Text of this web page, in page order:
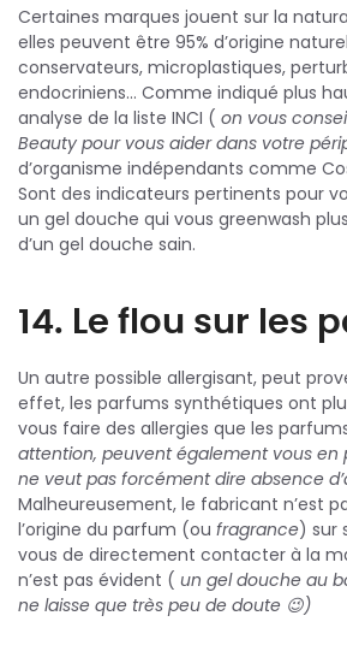
Certaines marques jouent sur la
elles peuvent être 95% d’origine
conservateurs, microplastiques,
endocriniens… Comme indiqué plus
analyse de la liste INCI ( on vous
Beauty pour vous aider dans votre
d’organisme indépendants comme
Sont des indicateurs pertinents pour
un gel douche qui vous greenwash
d’un gel douche sain.
14. Le flou sur les
Un autre possible allergisant, peut
effet, les parfums synthétiques ont
vous faire des allergies que les
attention, peuvent également vous en
ne veut pas forcément dire absence
Malheureusement, le fabricant n’est
l’origine du parfum (ou fragrance) sur
vous de directement contacter à la
n’est pas évident ( un gel douche au
ne laisse que très peu de doute 😉)